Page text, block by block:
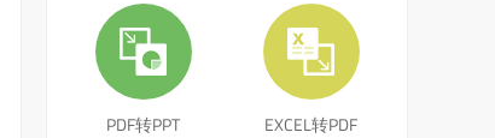
PDF转PPT EXCEL转PDF